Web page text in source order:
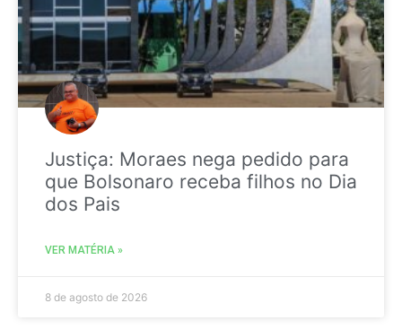
Justiça: Moraes nega pedido para
que Bolsonaro receba filhos no Dia
dos Pais
VER MATÉRIA »
8 de agosto de 2026